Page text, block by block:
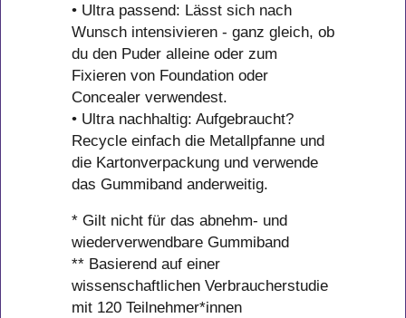
• Ultra passend: Lässt sich nach
Wunsch intensivieren - ganz gleich, ob
du den Puder alleine oder zum
Fixieren von Foundation oder
Concealer verwendest.
• Ultra nachhaltig: Aufgebraucht?
Recycle einfach die Metallpfanne und
die Kartonverpackung und verwende
das Gummiband anderweitig.
* Gilt nicht für das abnehm- und
wiederverwendbare Gummiband
** Basierend auf einer
wissenschaftlichen Verbraucherstudie
mit 120 Teilnehmer*innen